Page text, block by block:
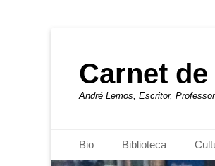
Carnet
André Lemos, Escritor,
Menu principal
para
Bio Biblioteca